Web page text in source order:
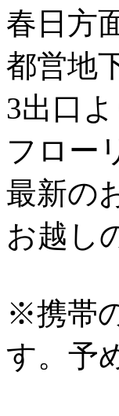
春日方
都営地
3出口よ
フロー
最新の
お越し
※携帯
す。予